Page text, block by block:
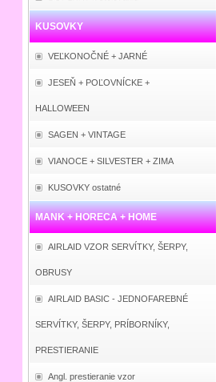
KUSOVKY
VEĽKONOČNÉ + JARNÉ
JESEŇ + POĽOVNÍCKE +
HALLOWEEN
SAGEN + VINTAGE
VIANOCE + SILVESTER + ZIMA
KUSOVKY ostatné
MANK + HORECA + HOME
AIRLAID VZOR SERVÍTKY, ŠERPY,
OBRUSY
AIRLAID BASIC - JEDNOFAREBNÉ
SERVÍTKY, ŠERPY, PRÍBORNÍKY,
PRESTIERANIE
Angl. prestieranie vzor